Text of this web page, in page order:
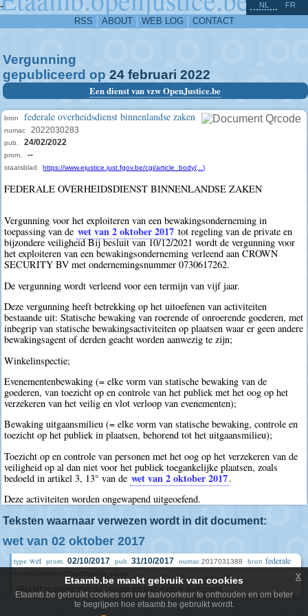
-
RSS ABOUT WEB LOG CONTACT
NL FR
Vergunning
gepubliceerd op 24 februari 2022
Een dienst van vzw OpenJustice.be
bron federale overheidsdienst binnenlandse zaken
numac 2022030283
pub. 24/02/2022
prom. --
staatsblad https://www.ejustice.just.fgov.be/cgi/article_body(...)
FEDERALE OVERHEIDSDIENST BINNENLANDSE ZAKEN
Vergunning voor het exploiteren van een bewakingsonderneming in
toepassing van de wet van 2 oktober 2017 tot regeling van de private en
bijzondere veiligheid Bij besluit van 10/12/2021 wordt de vergunning voor
het exploiteren van een bewakingsonderneming verleend aan CROWN
SECURITY BV met ondernemingsnummer 0730617262.
De vergunning wordt verleend voor een termijn van vijf jaar.
Deze vergunning heeft betrekking op het uitoefenen van activiteiten
bestaande uit: Statische bewaking van roerende of onroerende goederen, met
inbegrip van statische bewakingsactiviteiten op plaatsen waar er geen andere
bewakingsagent of derden geacht worden aanwezig te zijn;
Winkelinspectie;
Evenementenbewaking (= elke vorm van statische bewaking van de
goederen, van toezicht op en controle van het publiek met het oog op het
verzekeren van het veilig en vlot verloop van evenementen);
Bewaking uitgaansmilieu (= elke vorm van statische bewaking, controle en
toezicht op het publiek in plaatsen, behorend tot het uitgaansmilieu);
Toezicht op en controle van personen met het oog op het verzekeren van de
veiligheid op al dan niet voor het publiek toegankelijke plaatsen, zoals
bedoeld in artikel 3, 13° van de wet van 2 oktober 2017.
Deze activiteiten worden ongewapend uitgeoefend.
Teksten waarnaar verwezen wordt in dit document:
wet van 02 oktober 2017
type wet prom. 02/10/2017 pub. 31/10/2017 numac 2017031388 bron federale
Wet tot regeling van de private en bijzondere veiligheid
^
Etaamb.be maakt gebruik van cookies
Etaamb.be gebruikt cookies om uw taalvoorkeur te onthouden en om beter
te begrijpen hoe etaamb.be gebruikt wordt.
x